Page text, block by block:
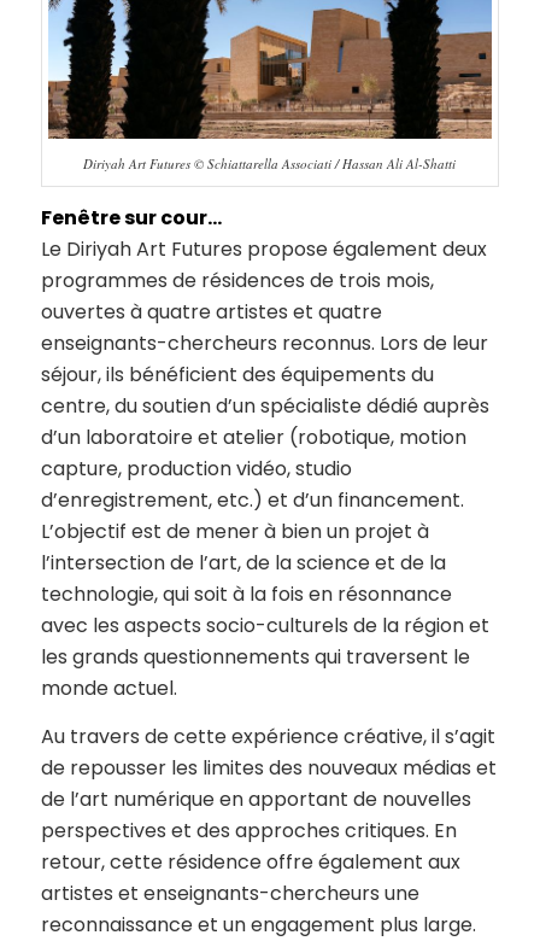
Diriyah Art Futures © Schiattarella Associati / Hassan Ali Al-Shatti
Fenêtre sur cour…
Le Diriyah Art Futures propose également deux
programmes de résidences de trois mois,
ouvertes à quatre artistes et quatre
enseignants-chercheurs reconnus. Lors de leur
séjour, ils bénéficient des équipements du
centre, du soutien d’un spécialiste dédié auprès
d’un laboratoire et atelier (robotique, motion
capture, production vidéo, studio
d’enregistrement, etc.) et d’un financement.
L’objectif est de mener à bien un projet à
l’intersection de l’art, de la science et de la
technologie, qui soit à la fois en résonnance
avec les aspects socio-culturels de la région et
les grands questionnements qui traversent le
monde actuel.
Au travers de cette expérience créative, il s’agit
de repousser les limites des nouveaux médias et
de l’art numérique en apportant de nouvelles
perspectives et des approches critiques. En
retour, cette résidence offre également aux
artistes et enseignants-chercheurs une
reconnaissance et un engagement plus large.